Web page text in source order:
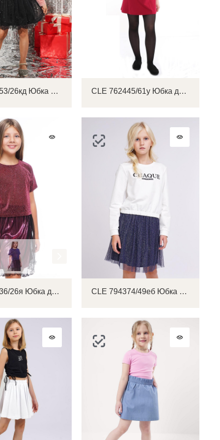
CLE 757253/26кд Юбка детская для девочки CLE 762445/61у Юбка детская для девочки
CLE 783836/26я Юбка детская для девочки CLE 794374/49еб Юбка детская для девочки